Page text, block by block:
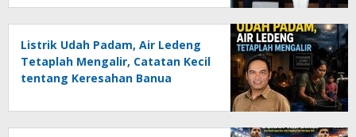
Listrik Udah Padam, Air Ledeng
Tetaplah Mengalir, Catatan Kecil
tentang Keresahan Banua
Ancaman Lingkungan, Oleh :
Helmi Rifai, SH